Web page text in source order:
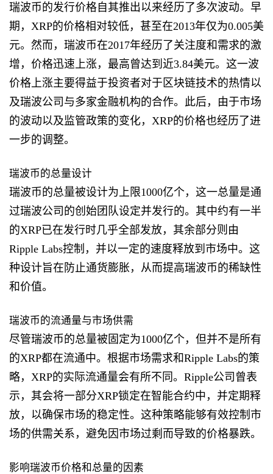
瑞波币的发行价格自其推出以来经历了多次波动。早
期，XRP的价格相对较低，甚至在2013年仅为0.005美
元。然而，瑞波币在2017年经历了关注度和需求的激
增，价格迅速上涨，最高曾达到近3.84美元。这一波
价格上涨主要得益于投资者对于区块链技术的热情以
及瑞波公司与多家金融机构的合作。此后，由于市场
的波动以及监管政策的变化，XRP的价格也经历了进
一步的调整。
瑞波币的总量设计
瑞波币的总量被设计为上限1000亿个，这一总量是通
过瑞波公司的创始团队设定并发行的。其中约有一半
的XRP已在发行时几乎全部发放，其余部分则由
Ripple Labs控制，并以一定的速度释放到市场中。这
种设计旨在防止通货膨胀，从而提高瑞波币的稀缺性
和价值。
瑞波币的流通量与市场供需
尽管瑞波币的总量被固定为1000亿个，但并不是所有
的XRP都在流通中。根据市场需求和Ripple Labs的策
略，XRP的实际流通量会有所不同。Ripple公司曾表
示，其会将一部分XRP锁定在智能合约中，并定期释
放，以确保市场的稳定性。这种策略能够有效控制市
场的供需关系，避免因市场过剩而导致的价格暴跌。
影响瑞波币价格和总量的因素